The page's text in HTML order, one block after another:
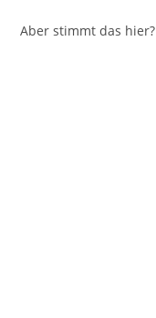
Aber stimmt das hier?